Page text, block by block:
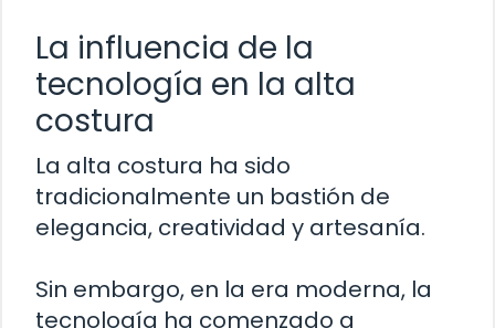
La influencia de la
tecnología en la alta
costura
La alta costura ha sido
tradicionalmente un bastión de
elegancia, creatividad y artesanía.
Sin embargo, en la era moderna, la
tecnología ha comenzado a